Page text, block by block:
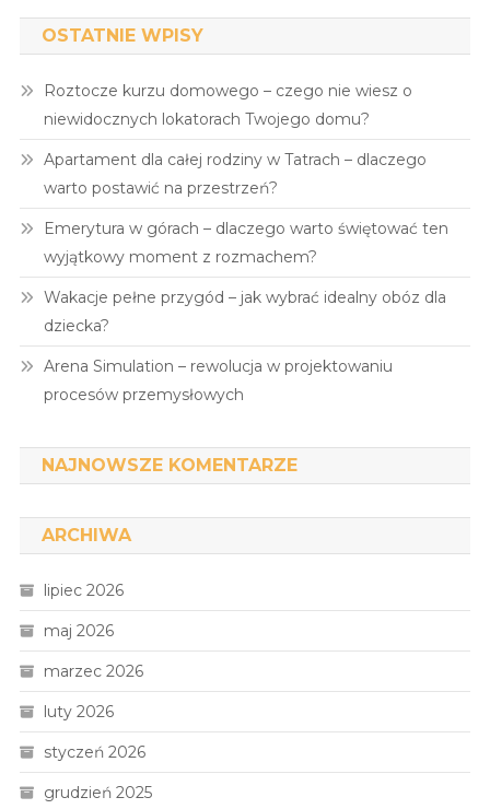
OSTATNIE WPISY
Roztocze kurzu domowego – czego nie wiesz o
niewidocznych lokatorach Twojego domu?
Apartament dla całej rodziny w Tatrach – dlaczego
warto postawić na przestrzeń?
Emerytura w górach – dlaczego warto świętować ten
wyjątkowy moment z rozmachem?
Wakacje pełne przygód – jak wybrać idealny obóz dla
dziecka?
Arena Simulation – rewolucja w projektowaniu
procesów przemysłowych
NAJNOWSZE KOMENTARZE
ARCHIWA
lipiec 2026
maj 2026
marzec 2026
luty 2026
styczeń 2026
grudzień 2025